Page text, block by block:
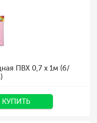
ПВХ 0,7 х 1м (б/
КУПИТЬ